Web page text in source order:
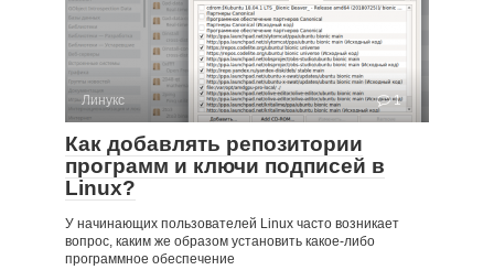
Линукс 1
Как добавлять репозитории
программ и ключи подписей в
Linux?
У начинающих пользователей Linux часто возникает
вопрос, каким же образом установить какое-либо
программное обеспечение